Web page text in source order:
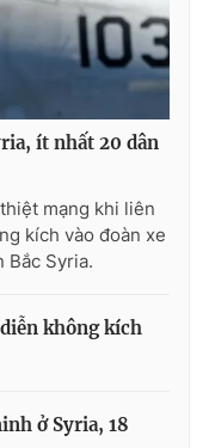
sản
Việt
ít nhất 20 dân
mạng khi liên
kích vào đoàn xe
Bắc Syria.
không kích
ở Syria, 18